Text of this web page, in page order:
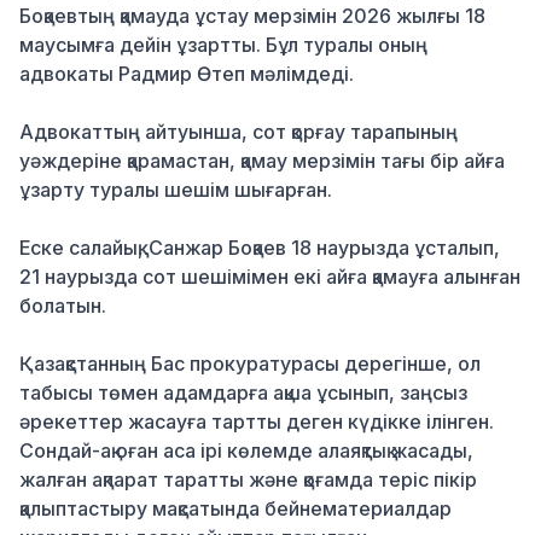
Боқаевтың қамауда ұстау мерзімін 2026 жылғы 18
маусымға дейін ұзартты. Бұл туралы оның
адвокаты Радмир Өтеп мәлімдеді.
Адвокаттың айтуынша, сот қорғау тарапының
уәждеріне қарамастан, қамау мерзімін тағы бір айға
ұзарту туралы шешім шығарған.
Еске салайық, Санжар Боқаев 18 наурызда ұсталып,
21 наурызда сот шешімімен екі айға қамауға алынған
болатын.
Қазақстанның Бас прокуратурасы дерегінше, ол
табысы төмен адамдарға ақша ұсынып, заңсыз
әрекеттер жасауға тартты деген күдікке ілінген.
Сондай-ақ оған аса ірі көлемде алаяқтық жасады,
жалған ақпарат таратты және қоғамда теріс пікір
қалыптастыру мақсатында бейнематериалдар